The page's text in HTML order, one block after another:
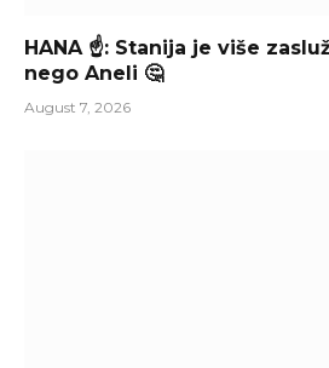
HANA ☝️: Stanija je više
nego Aneli 🤔
August 7, 2026